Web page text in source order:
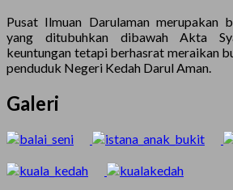
Pusat Ilmuan Darulaman merupakan
yang ditubuhkan dibawah Akta
keuntungan tetapi berhasrat meraikan
penduduk Negeri Kedah Darul Aman.
Galeri